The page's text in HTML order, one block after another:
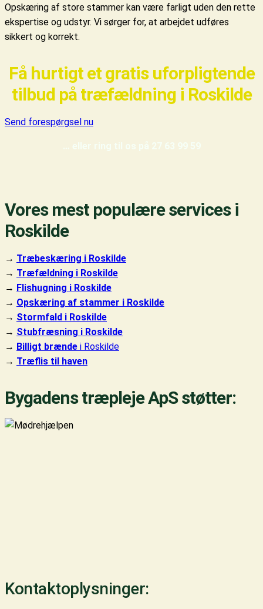
Opskæring af store stammer kan være farligt uden den rette
ekspertise og udstyr. Vi sørger for, at arbejdet udføres
sikkert og korrekt.
Få hurtigt et gratis uforpligtende
tilbud på træfældning i Roskilde
Send forespørgsel nu
… eller ring til os på 27 63 99 59
Vores mest populære services i
Roskilde
→ Træbeskæring i Roskilde
→ Træfældning i Roskilde
→ Flishugning i Roskilde
→ Opskæring af stammer i Roskilde
→ Stormfald i Roskilde
→ Stubfræsning i Roskilde
→ Billigt brænde i Roskilde
→ Træflis til haven
Bygadens træpleje ApS støtter:
Kontaktoplysninger: